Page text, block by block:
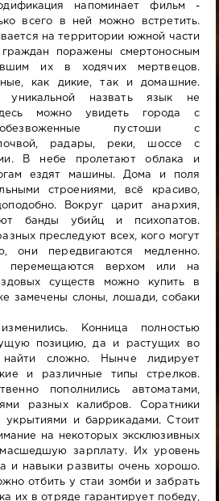
напоминает фильм -
всего в ней можно встретить.
на территории южной части
поражены смертоносным
их в ходячих мертвецов.
как дикие, так и домашние.
назвать язык не
можно увидеть города с
обезвоженные пустоши с
почвой, радары, реки, шоссе с
В небе пролетают облака и
ездят машины. Дома и поля
строениями, всё красиво,
Вокруг царит анархия,
банды убийц и психопатов.
преследуют всех, кого могут
они передвигаются медленно.
перемещаются верхом или на
существ можно купить в
замечены слоны, лошади, собаки
Конница полностью
позицию, да и растущих во
найти сложно. Нынче лидирует
и различные типы стрелков.
пополнились автоматами,
разных калибров. Соратники
укрытиями и баррикадами. Стоит
на некоторых эксклюзивных
зарплату. Их уровень
и навыки развиты очень хорошо.
отбить у стаи зомби и забрать
их в отряде гарантирует победу,